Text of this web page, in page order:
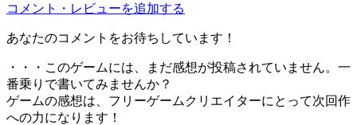
コメント・レビューを追加する
あなたのコメントをお待ちしています！
・・・このゲームには、まだ感想が投稿されていません。一
番乗りで書いてみませんか？
ゲームの感想は、フリーゲームクリエイターにとって次回作
への力になります！